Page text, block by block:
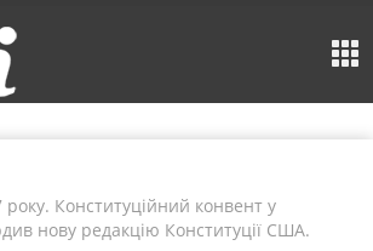
Конституційний конвент у
нову редакцію Конституції США.